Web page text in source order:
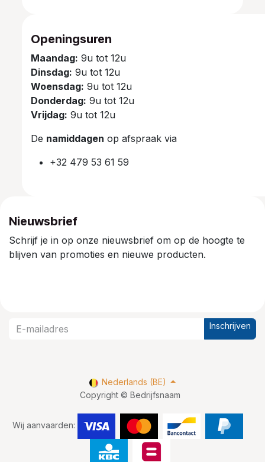
Openingsuren
Maandag: 9u tot 12u
Dinsdag: 9u tot 12u
Woensdag: 9u tot 12u
Donderdag: 9u tot 12u
Vrijdag: 9u tot 12u
De namiddagen op afspraak via
+32 479 53 61 59
Nieuwsbrief
Schrijf je in op onze nieuwsbrief om op de hoogte te
blijven van promoties en nieuwe producten.
Inschrijven
Copyright © Bedrijfsnaam
Wij aanvaarden:
Nederlands (BE)